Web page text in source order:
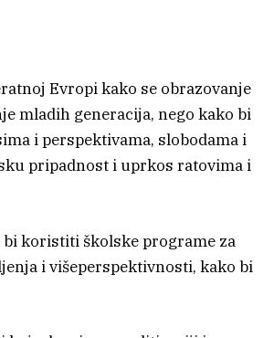
Evropi kako se obrazovanje
mladih generacija, nego kako bi
i perspektivama, slobodama i
pripadnost i uprkos ratovima i
koristiti školske programe za
i višeperspektivnosti, kako bi